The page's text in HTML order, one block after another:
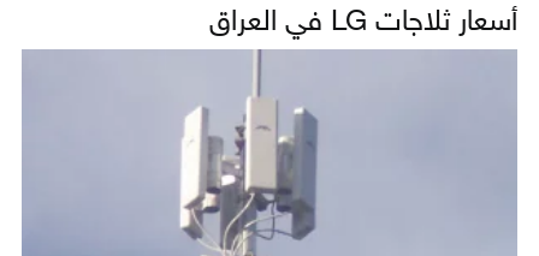
أسعار ثلاجات LG في العراق